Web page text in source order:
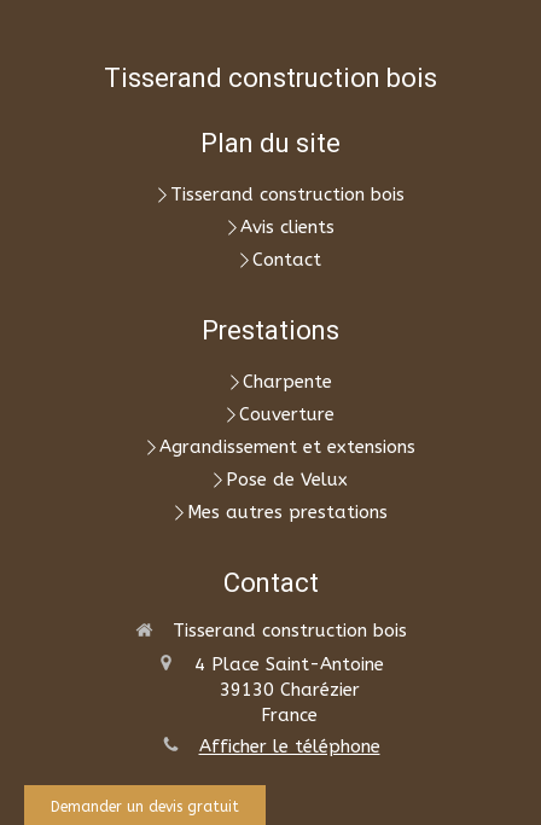
Tisserand construction bois
Plan du site
Tisserand construction bois
Avis clients
Contact
Prestations
Charpente
Couverture
Agrandissement et extensions
Pose de Velux
Mes autres prestations
Contact
Tisserand construction bois
4 Place Saint-Antoine
39130 Charézier
France
Afficher le téléphone
Demander un devis gratuit